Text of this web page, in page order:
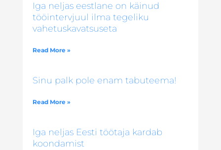
Iga neljas eestlane on käinud
tööintervjuul ilma tegeliku
vahetuskavatsuseta
Read More »
Sinu palk pole enam tabuteema!
Read More »
Iga neljas Eesti töötaja kardab
koondamist